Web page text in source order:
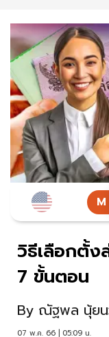
วิธีเลือกตั้ง
7 ขั้นตอน
By ณัฐพล นุ้ย
07 พ.ค. 66 | 05:09 น.